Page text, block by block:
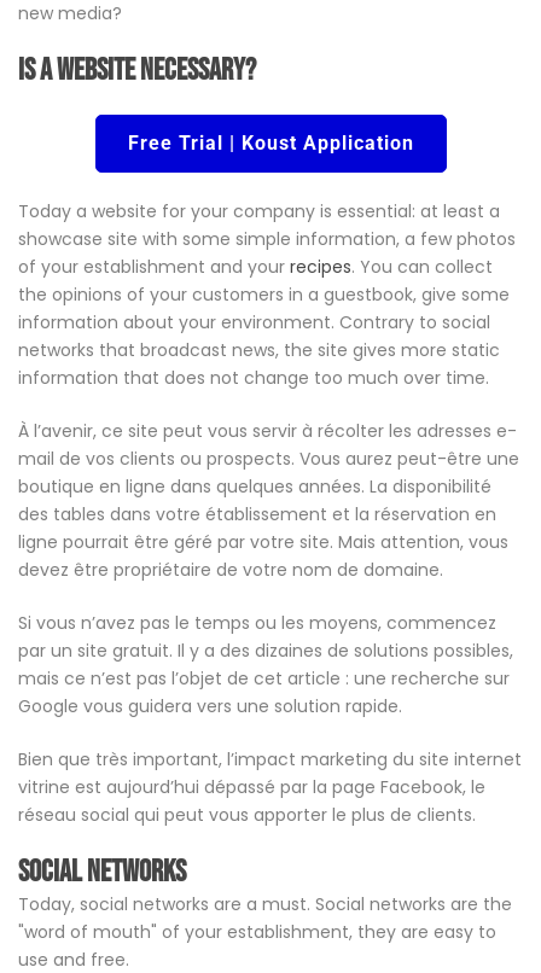
new media?
Is a website necessary?
Free Trial | Koust Application
Today a website for your company is essential: at least a
showcase site with some simple information, a few photos
of your establishment and your recipes. You can collect
the opinions of your customers in a guestbook, give some
information about your environment. Contrary to social
networks that broadcast news, the site gives more static
information that does not change too much over time.
À l’avenir, ce site peut vous servir à récolter les adresses e-
mail de vos clients ou prospects. Vous aurez peut-être une
boutique en ligne dans quelques années. La disponibilité
des tables dans votre établissement et la réservation en
ligne pourrait être géré par votre site. Mais attention, vous
devez être propriétaire de votre nom de domaine.
Si vous n’avez pas le temps ou les moyens, commencez
par un site gratuit. Il y a des dizaines de solutions possibles,
mais ce n’est pas l’objet de cet article : une recherche sur
Google vous guidera vers une solution rapide.
Bien que très important, l’impact marketing du site internet
vitrine est aujourd’hui dépassé par la page Facebook, le
réseau social qui peut vous apporter le plus de clients.
Social networks
Today, social networks are a must. Social networks are the
"word of mouth" of your establishment, they are easy to
use and free.